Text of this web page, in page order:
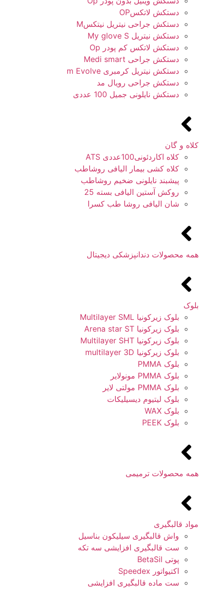
دستکش لاتکسOP
دستکش جراحی نیتریل نیتکسM
دستکش نیتریل My glove S
دستکش لاتکس کم پودر Op
دستکش جراحی Medi smart
دستکش نیتریل کرمبری m Evolve
دستکش جراحی رویال مد
دستکش نایلونی جمیل 100 عددی
کلاه و گان
کلاه اکاردئونی100عددی ATS
کلاه کشی بیمار الیافی روشاطب
پیشبند نایلونی ضخیم روشاطب
روکش آستین الیافی بسته 25
شان الیافی روشا طب کسرا
همه محصولات دندانپزشکی دیجیتال
بلوک
بلوک زیرکونیا Multilayer SML
بلوک زیرکونیا Arena star ST
بلوک زیرکونیا Multilayer SHT
بلوک زیرکونیا multilayer 3D
بلوک PMMA
بلوک PMMA مونولایر
بلوک PMMA مولتی لایر
بلوک لیتیوم دیسیلیکات
بلوک WAX
بلوک PEEK
همه محصولات ترمیمی
مواد قالبگیری
واش قالبگیری سیلیکون بناسیل
ست قالبگیری افزایشی سه تکه
پوتی BetaSil
اکتیواتور Speedex
ست ماده قالبگیری افزایشی